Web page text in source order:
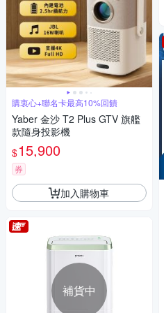
購衷心+聯名卡最高10%回饋
Yaber 金沙 T2 Plus GTV 旗艦
款隨身投影機
$15,900
券
加入購物車
補貨中